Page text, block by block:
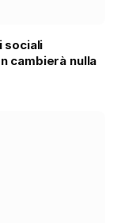
sociali
cambierà nulla